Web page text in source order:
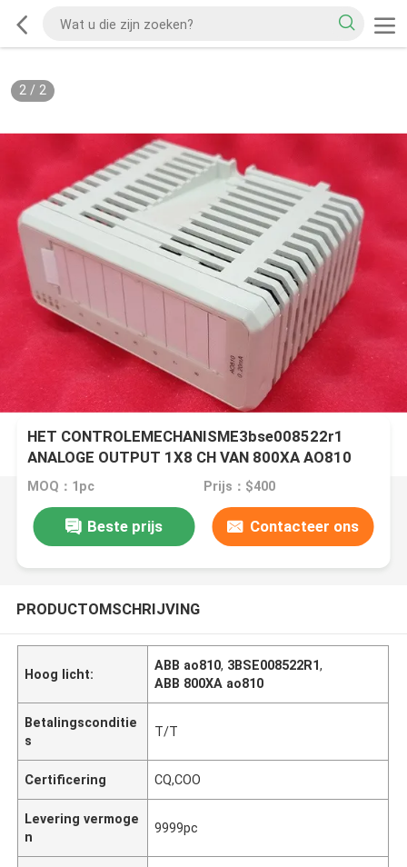
2/ 2
HET CONTROLEMECHANISME3bse008522r1
ANALOGE OUTPUT 1X8 CH VAN 800XA AO810
ABB ADVANT
MOQ：1pc Prijs：$400
Beste prijs Contacteer ons
PRODUCTOMSCHRIJVING
Hoog licht:
ABB ao810, 3BSE008522R1,
ABB 800XA ao810
Betalingsconditie
s
T/T
Certificering CQ,COO
Levering vermoge
n
9999pc